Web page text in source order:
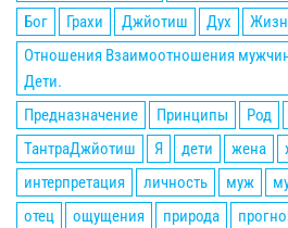
Бог
Грахи Джйотиш Дух
Отношения Взаимоотношения
Дети.
Предназначение
Принципы Род
ТантраДжйотиш
Я дети жена
интерпретация
личность муж
отец
ощущения природа